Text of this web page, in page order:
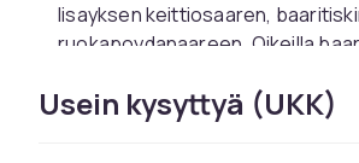
lisayksen keittiosaaren,
ruokapoydanaareen. Oikeilla
istumapaikaksi. CDON:lla loydat
valikoiman baarituoleja kaikissa
Usein kysyttyä (UKK)